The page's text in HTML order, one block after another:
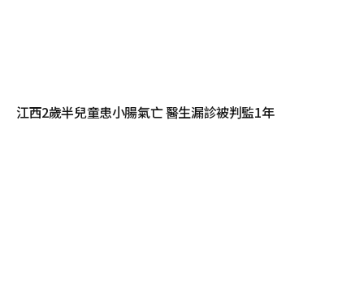
江西2歲半兒童患小腸氣亡 醫生漏診被判監1年